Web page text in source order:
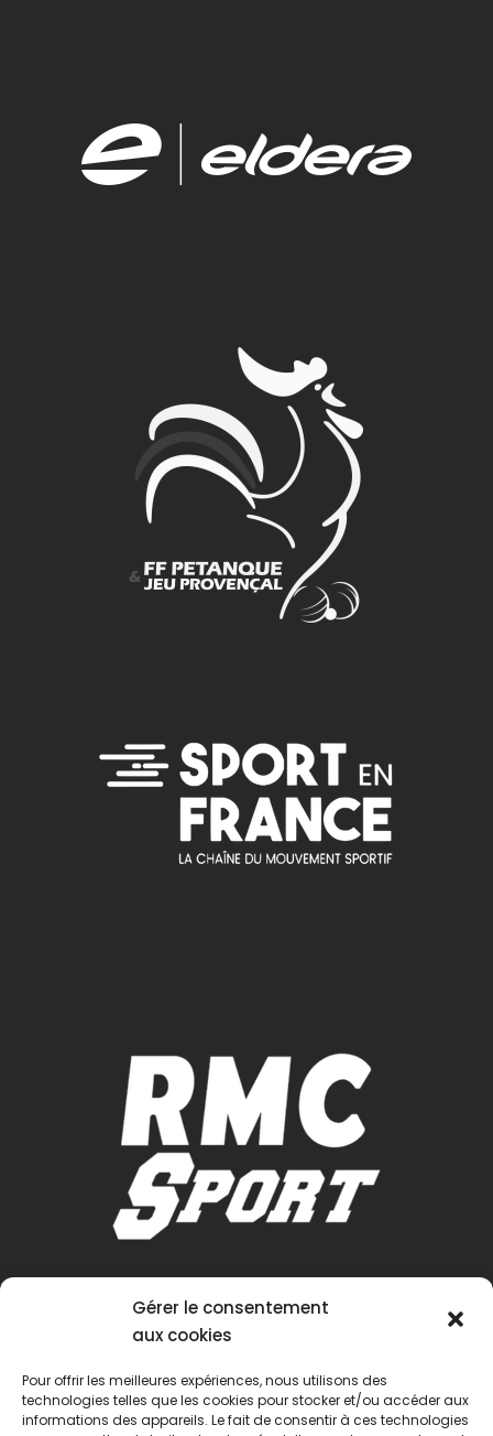
Gérer le consentement
aux cookies
Pour offrir les meilleures expériences, nous utilisons des
technologies telles que les cookies pour stocker et/ou accéder aux
informations des appareils. Le fait de consentir à ces technologies